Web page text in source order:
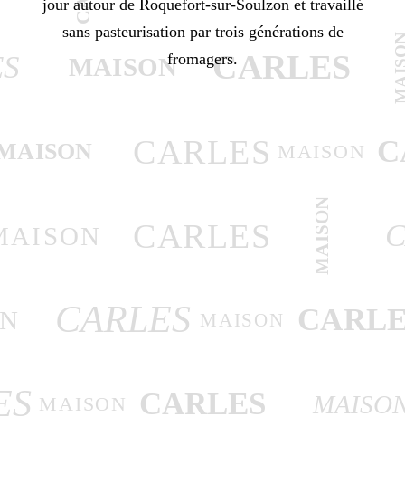
MAISON CARLES
CARLES MAISON
CARLES MAISON
CARLES MAISON
MAISON CARLES
jour autour de Roquefort-sur-Soulzon et travaillé
sans pasteurisation par trois générations de
fromagers.